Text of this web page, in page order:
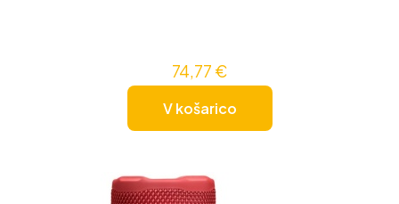
74,77 €
V košarico